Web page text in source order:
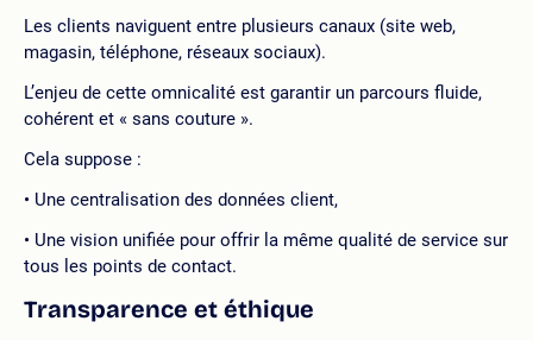
Les clients naviguent entre plusieurs canaux (site web,
magasin, téléphone, réseaux sociaux).
L’enjeu de cette omnicalité est garantir un parcours fluide,
cohérent et « sans couture ».
Cela suppose :
Une centralisation des données client,
Une vision unifiée pour offrir la même qualité de service sur
tous les points de contact.
Transparence et éthique